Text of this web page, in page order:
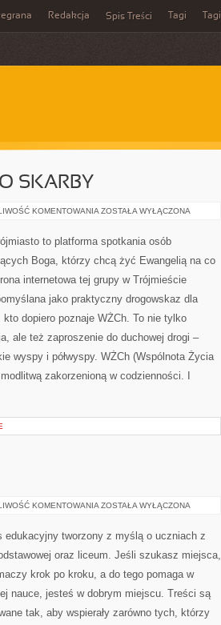
Redakcja Spis Treści Tagi Tagi
SKARBY
KOMENTOWANIA MORZE
JEGO
SKARBY
ZOSTAŁA WYŁĄCZONA
to platforma spotkania osób
Boga, którzy chcą żyć Ewangelią na co
internetowa tej grupy w Trójmieście
jako praktyczny drogowskaz dla
kto dopiero poznaje WŻCh. To nie tylko
ale też zaproszenie do duchowej drogi –
wyspy i półwyspy. WŻCh (Wspólnota Życia
zakorzenioną w codzienności. I
KOMENTOWANIA PLASTYKA
ZOSTAŁA WYŁĄCZONA
edukacyjny tworzony z myślą o uczniach z
oraz liceum. Jeśli szukasz miejsca,
krok po kroku, a do tego pomaga w
nauce, jesteś w dobrym miejscu. Treści są
tak, aby wspierały zarówno tych, którzy